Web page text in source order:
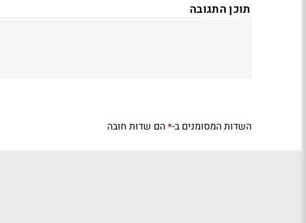
תוכן התגובה
השדות המסומנים ב-*הם שדות חובה